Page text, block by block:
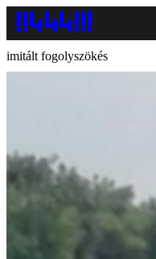
imitált fogolyszökés